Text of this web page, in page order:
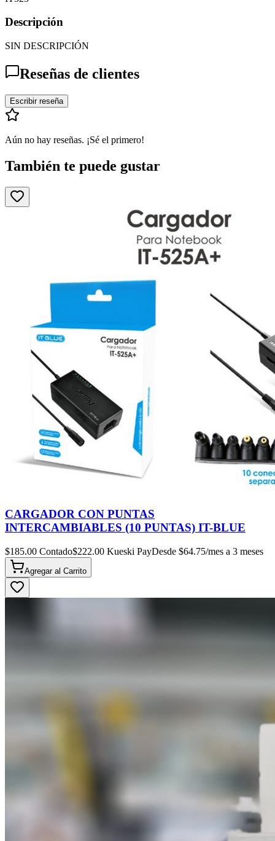
Descripción
SIN DESCRIPCIÓN
Reseñas de clientes
Escribir reseña
Aún no hay reseñas. ¡Sé el primero!
También te puede gustar
CARGADOR CON PUNTAS
INTERCAMBIABLES (10 PUNTAS) IT-BLUE
$185.00 Contado$222.00 Kueski PayDesde $64.75/mes a 3 meses
Agregar al Carrito